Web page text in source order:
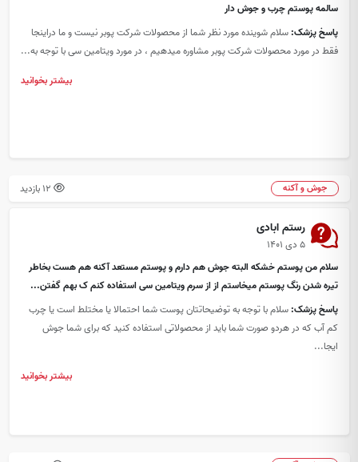
سالمه پوستم چرب و جوش دار
پاسخ پزشک: سلام شوینده مورد نظر شما از محصولات شرکت پوبر نیست و ما دراینجا
فقط در مورد محصولات شرکت پوبر مشاوره میدهیم ، در مورد ویتامین سی با توجه به...
بیشتر بخوانید
جوش و آکنه
رستم ابادی
۵ دی ۱۴۰۱
سلام من پوستم خشکه البته جوش هم دارم و پوستم مستعد آکنه هم هست بخاطر
تیره شدن رنگ پوستم میخاستم از از سرم ویتامین سی استفاده کنم ک بهم گفتن...
پاسخ پزشک: سلام با توجه به توضیحاتتان پوست شما احتمالا یا مختلط است یا چرب
کم آب که در هردو صورت شما باید از محصولاتی استفاده کنید که برای شما جوش
ایجا...
بیشتر بخوانید